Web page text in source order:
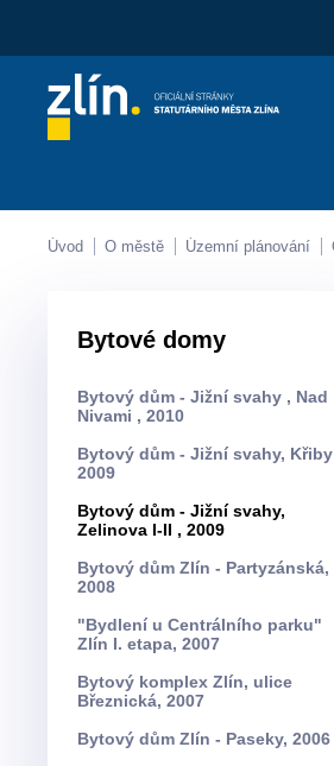
Kontakty
Úvod O městě Územní plánování
Bytové domy
Bytový dům - Jižní svahy , Nad
Nivami , 2010
Bytový dům - Jižní svahy, Křiby ,
2009
Bytový dům - Jižní svahy,
Zelinova I-II , 2009
Bytový dům Zlín - Partyzánská,
2008
"Bydlení u Centrálního parku"
Zlín I. etapa, 2007
Bytový komplex Zlín, ulice
Březnická, 2007
Bytový dům Zlín - Paseky, 2006